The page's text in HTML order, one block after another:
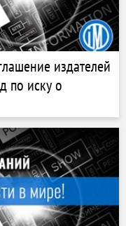
издателей
по иску о